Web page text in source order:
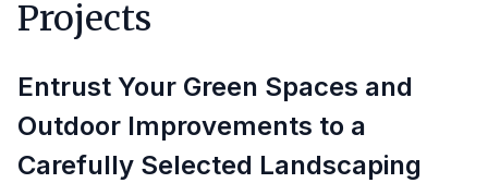
Projects
Entrust Your Green Spaces and
Outdoor Improvements to a
Carefully Selected Landscaping